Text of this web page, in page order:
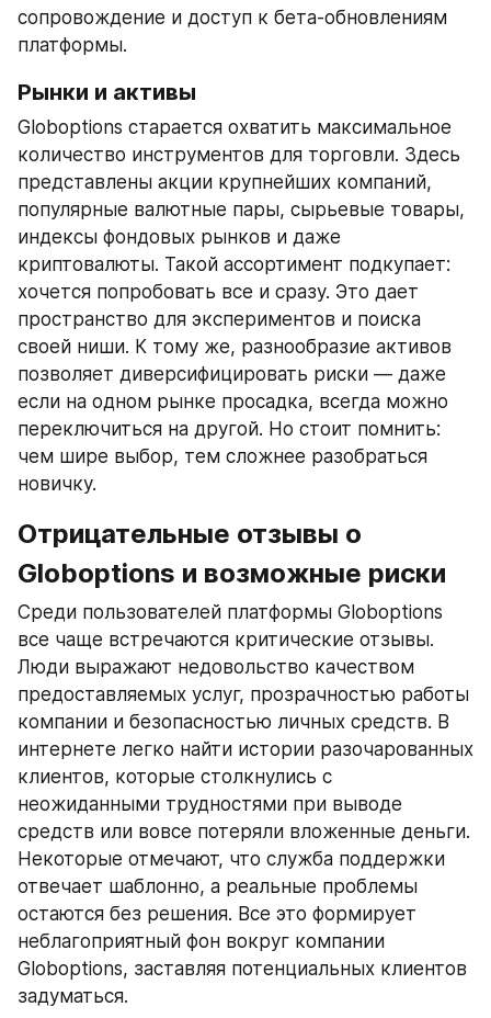
сопровождение и доступ к бета-обновлениям
платформы.
Рынки и активы
Globoptions старается охватить максимальное
количество инструментов для торговли. Здесь
представлены акции крупнейших компаний,
популярные валютные пары, сырьевые товары,
индексы фондовых рынков и даже
криптовалюты. Такой ассортимент подкупает:
хочется попробовать все и сразу. Это дает
пространство для экспериментов и поиска
своей ниши. К тому же, разнообразие активов
позволяет диверсифицировать риски — даже
если на одном рынке просадка, всегда можно
переключиться на другой. Но стоит помнить:
чем шире выбор, тем сложнее разобраться
новичку.
Отрицательные отзывы о
Globoptions и возможные риски
Среди пользователей платформы Globoptions
все чаще встречаются критические отзывы.
Люди выражают недовольство качеством
предоставляемых услуг, прозрачностью работы
компании и безопасностью личных средств. В
интернете легко найти истории разочарованных
клиентов, которые столкнулись с
неожиданными трудностями при выводе
средств или вовсе потеряли вложенные деньги.
Некоторые отмечают, что служба поддержки
отвечает шаблонно, а реальные проблемы
остаются без решения. Все это формирует
неблагоприятный фон вокруг компании
Globoptions, заставляя потенциальных клиентов
задуматься.